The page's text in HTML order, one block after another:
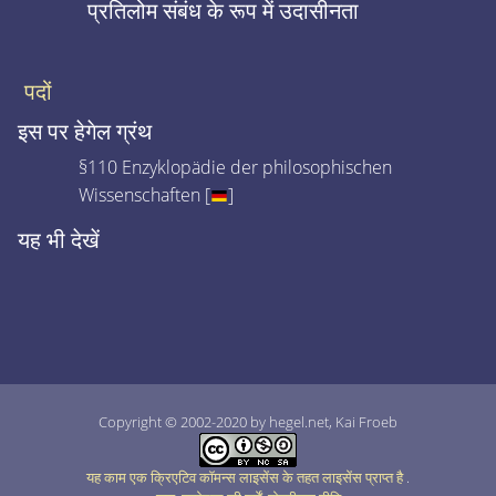
प्रतिलोम संबंध के रूप में उदासीनता
पदों
इस पर हेगेल ग्रंथ
§110 Enzyklopädie der philosophischen
Wissenschaften [
]
यह भी देखें
Copyright © 2002-2020 by hegel.net, Kai Froeb
यह काम एक क्रिएटिव कॉमन्स लाइसेंस के तहत लाइसेंस प्राप्त है.